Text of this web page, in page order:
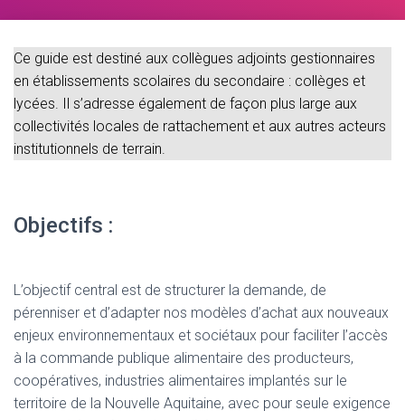
L
V
G
Ce guide est destiné aux collègues adjoints gestionnaires
en établissements scolaires du secondaire : collèges et
lycées. Il s’adresse également de façon plus large aux
collectivités locales de rattachement et aux autres acteurs
institutionnels de terrain.
Objectifs :
L’objectif central est de structurer la demande, de
pérenniser et d’adapter nos modèles d’achat aux nouveaux
enjeux environnementaux et sociétaux pour faciliter l’accès
à la commande publique alimentaire des producteurs,
coopératives, industries alimentaires implantés sur le
territoire de la Nouvelle Aquitaine, avec pour seule exigence